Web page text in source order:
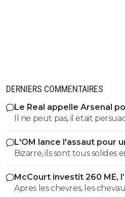
DERNIERS COMMENTAIRES
Le Real appelle Arsenal
Il ne peut pas, il etait
L'OM lance l'assaut pour
Bizarre, ils sont tous solides
tous moins d'un an plus
main derrière.
McCourt investit 260 ME,
Apres les chevres, les